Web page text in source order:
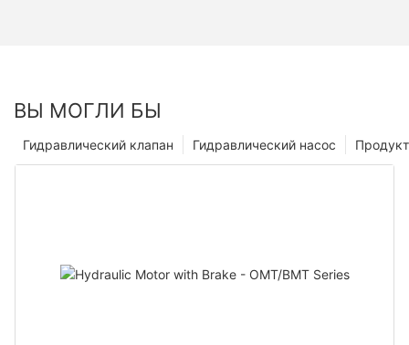
ВЫ МОГЛИ БЫ
Гидравлический насос
Гидравлический клапан